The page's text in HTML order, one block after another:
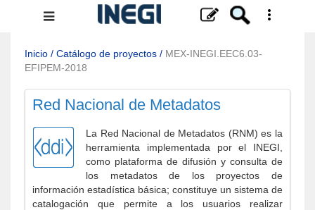
Menú
navegación
Inicio / Catálogo de proyectos / MEX-INEGI.EEC6.03-
EFIPEM-2018
Red Nacional de Metadatos
La Red Nacional de Metadatos (RNM) es la
herramienta implementada por el INEGI,
como plataforma de difusión y consulta de
los metadatos de los proyectos de
información estadística básica; constituye un sistema de
catalogación que permite a los usuarios realizar